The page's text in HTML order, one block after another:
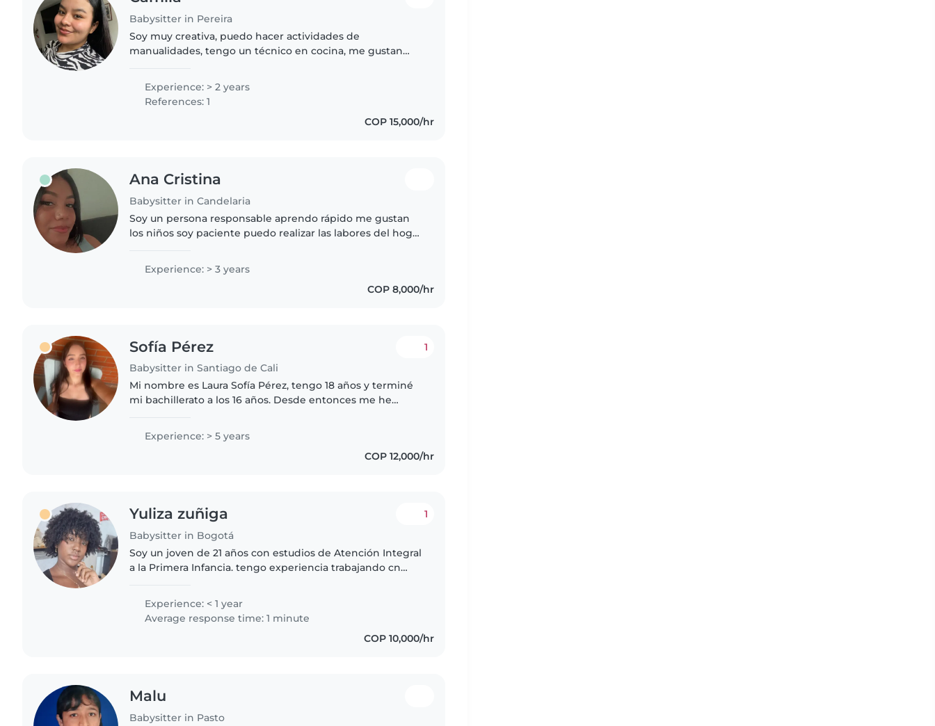
Babysitter in Pereira
Soy muy creativa, puedo hacer actividades de
manualidades, tengo un técnico en cocina, me gustan
Experience: > 2 years
References: 1
COP 15,000/hr
Ana Cristina
Babysitter in Candelaria
Soy un persona responsable aprendo rápido me gustan
los niños soy paciente puedo realizar las labores del hogar
Experience: > 3 years
COP 8,000/hr
Sofía Pérez
Babysitter in Santiago de Cali
1
Mi nombre es Laura Sofía Pérez, tengo 18 años y terminé
mi bachillerato a los 16 años. Desde entonces me he
y continuar aprendiendo..
Experience: > 5 years
COP 12,000/hr
Yuliza zuñiga
Babysitter in Bogotá
1
Soy un joven de 21 años con estudios de Atención Integral
a la Primera Infancia. tengo experiencia trabajando cn
,y cm niñera..
Experience: < 1 year
Average response time: 1 minute
COP 10,000/hr
Malu
Babysitter in Pasto